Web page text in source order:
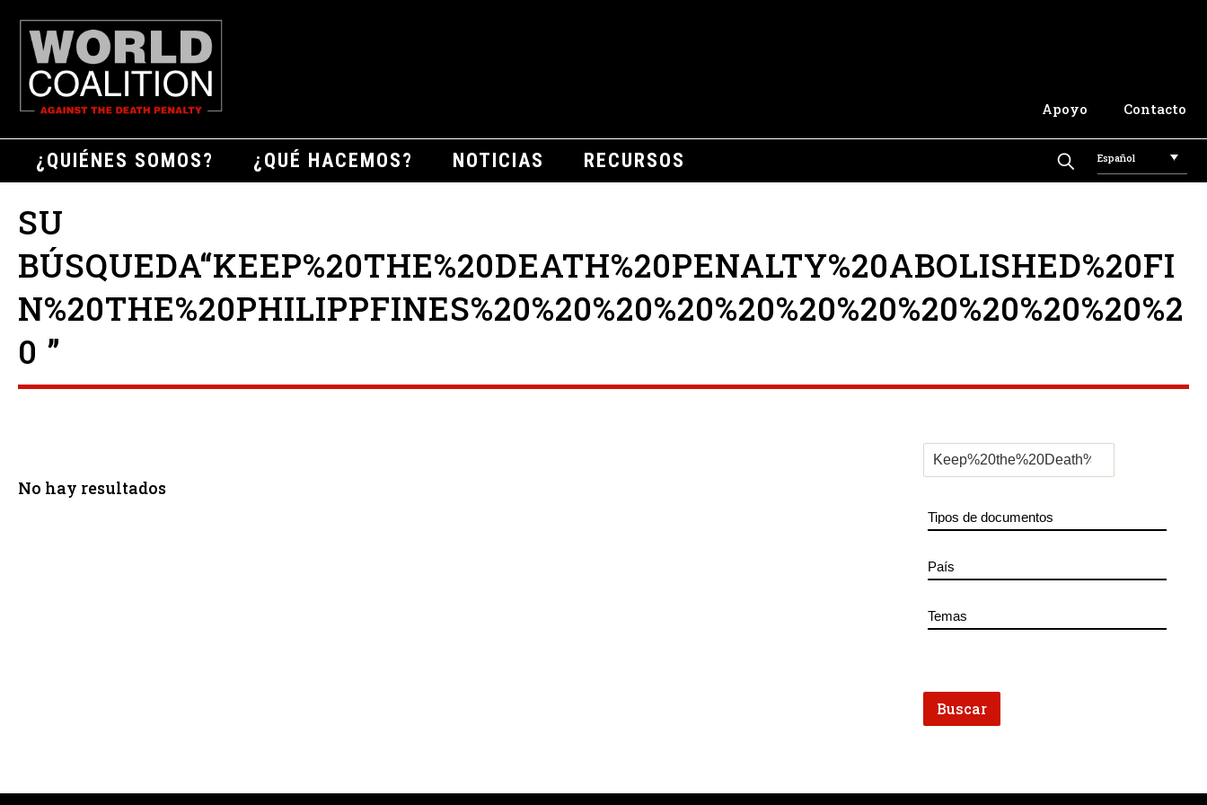
Apoyo Contacto
¿QUIÉNES SOMOS? ¿QUÉ HACEMOS? NOTICIAS RECURSOS Español
SU
BÚSQUEDA“KEEP%20THE%20DEATH%20PENALTY%20ABOLISHED%20FI
N%20THE%20PHILIPPFINES%20%20%20%20%20%20%20%20%20%20%20%2
0 ”
No hay resultados